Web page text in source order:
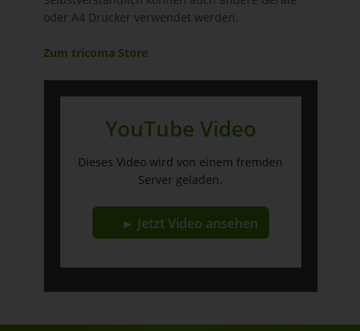
oder A4 Drucker verwendet werden.
Zum tricoma Store
YouTube Video
Dieses Video wird von einem fremden
Server geladen.
► Jetzt Video ansehen